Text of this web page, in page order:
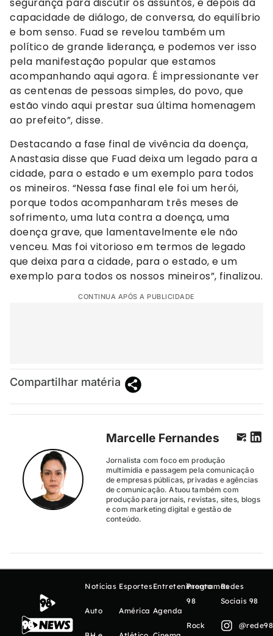
segurança para discutir os assuntos, e depois da
capacidade de diálogo, de conversa, do equilíbrio
e bom senso. Fuad se revelou também um
político de grande liderança, e podemos ver isso
pela manifestação popular que estamos
acompanhando aqui agora. É impressionante ver
as centenas de pessoas simples, do povo, que
estão vindo aqui prestar sua última homenagem
ao prefeito”, disse.
Destacando a fase final de vivência da doença,
Anastasia disse que Fuad deixa um legado para a
cidade, para o estado e um exemplo para todos
os mineiros. “Nessa fase final ele foi um herói,
porque todos acompanharam três meses de
sofrimento, uma luta contra a doença, uma
doença grave, que lamentavelmente ele não
venceu. Mas foi vitorioso em termos de legado
que deixa para a cidade, para o estado, e um
exemplo para todos os nossos mineiros”, finalizou.
CONTINUA APÓS A PUBLICIDADE
Compartilhar matéria
Marcelle Fernandes
Jornalista com foco em produção
multimídia e passagem pela comunicação
de empresas públicas, privadas e agências
de comunicação. Atuou também com
produção para jornais, revistas, sites, blogs
e com marketing digital e gestão de
conteúdo.
Notícias
Auto
Esportes
América
Entretenimento
Agenda
Programas
98
Rock
Redes
Sociais 98